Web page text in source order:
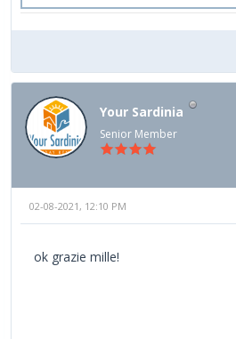
Your Sardinia
Senior Member
02-08-2021, 12:10 PM
ok grazie mille!